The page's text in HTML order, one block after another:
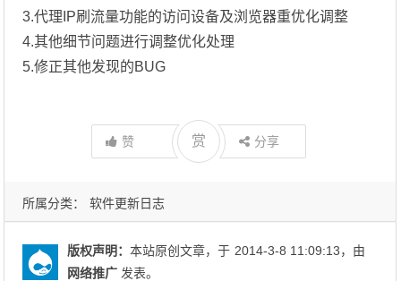
3.代理IP刷流量功能的访问设备及浏览器重优化调整
4.其他细节问题进行调整优化处理
5.修正其他发现的BUG
赞 赏 分享
所属分类： 软件更新日志
版权声明：本站原创文章，于 2014-3-8 11:09:13，由
网络推广 发表。